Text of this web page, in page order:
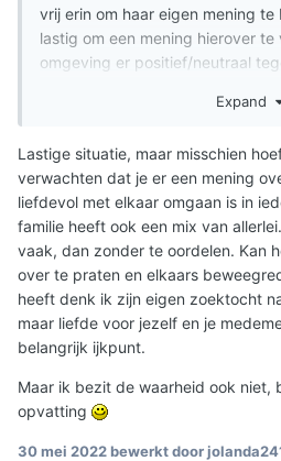
vrij erin om haar eigen mening
lastig om een mening hierover te
omgeving er positief/neutraal
Expand
Lastige situatie, maar misschien
verwachten dat je er een mening
liefdevol met elkaar omgaan is in
familie heeft ook een mix van
vaak, dan zonder te oordelen. Kan
over te praten en elkaars
heeft denk ik zijn eigen zoektocht
maar liefde voor jezelf en je
belangrijk ijkpunt.
Maar ik bezit de waarheid ook niet,
opvatting
30 mei 2022bewerkt door